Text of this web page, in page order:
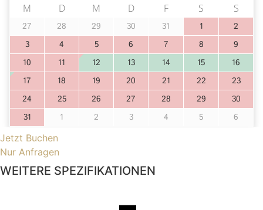
Jetzt Buchen
Nur Anfragen
WEITERE SPEZIFIKATIONEN